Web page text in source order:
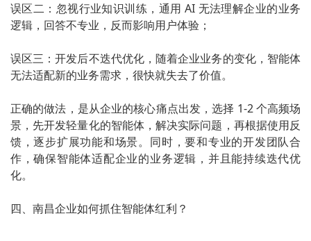
误区二：忽视行业知识训练，通用 AI 无法理解企业的业务
逻辑，回答不专业，反而影响用户体验；
误区三：开发后不迭代优化，随着企业业务的变化，智能体
无法适配新的业务需求，很快就失去了价值。
正确的做法，是从企业的核心痛点出发，选择 1-2 个高频场
景，先开发轻量化的智能体，解决实际问题，再根据使用反
馈，逐步扩展功能和场景。同时，要和专业的开发团队合
作，确保智能体适配企业的业务逻辑，并且能持续迭代优
化。
四、南昌企业如何抓住智能体红利？